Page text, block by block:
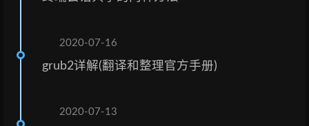
2020-07-16
grub2详解(翻译和整理官方手册)
2020-07-13